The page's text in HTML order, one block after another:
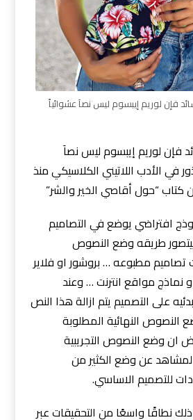
فإن لوريم إيبسوم ليس نصاَ عشوائياً
فإن لوريم إيبسوم ليس نصاَ
في الأدب اللاتيني الكلاسيكي منذ
كتاب “حول أقاصي الخير والشر”
افتراضي يوضع في التصاميم
طريقه وضع النصوص
تصاميم مطبوعه … بروشور او فلاير
نماذج مواقع انترنت … وعند
على التصميم يتم ازالة هذا النص
النصوص النهائية المطلوبة
ان وضع النصوص التجريبية
عن وضع الكثير من
للتصميم الاساسي.
نطاقًا واسعًا من التحقيقات عبر